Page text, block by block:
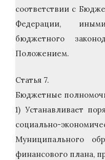
соответствии с
Федерации,
бюджетного
Положением.
Статья 7.
Бюджетные
1) Устанавливает
социально-
Муниципального
финансового плана,